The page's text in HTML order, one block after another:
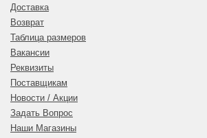
Доставка
Возврат
Таблица размеров
Вакансии
Реквизиты
Поставщикам
Новости / Акции
Задать Вопрос
Наши Магазины